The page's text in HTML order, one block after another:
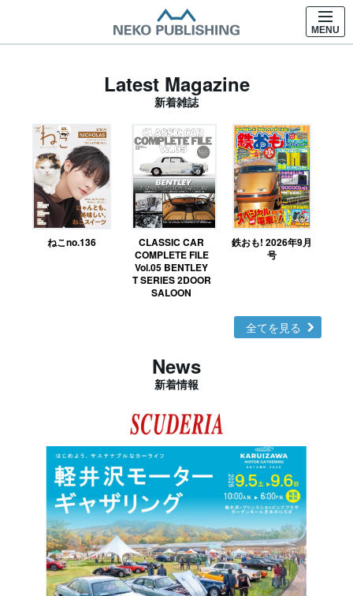
MENU
Latest Magazine
新着雑誌
ねこno.136
CLASSIC CAR
COMPLETE FILE
Vol.05 BENTLEY
T SERIES 2DOOR
SALOON
鉄おも! 2026年9月
号
全てを見る
News
新着情報